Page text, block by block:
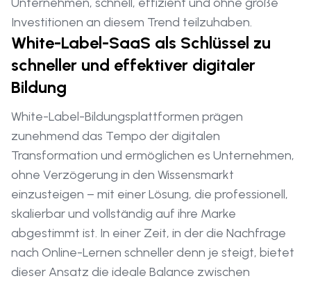
Investitionen an diesem Trend teilzuhaben.
White-Label-SaaS als Schlüssel zu
schneller und effektiver digitaler
Bildung
White-Label-Bildungsplattformen prägen
zunehmend das Tempo der digitalen
Transformation und ermöglichen es Unternehmen,
ohne Verzögerung in den Wissensmarkt
einzusteigen – mit einer Lösung, die professionell,
skalierbar und vollständig auf ihre Marke
abgestimmt ist. In einer Zeit, in der die Nachfrage
nach Online-Lernen schneller denn je steigt, bietet
dieser Ansatz die ideale Balance zwischen